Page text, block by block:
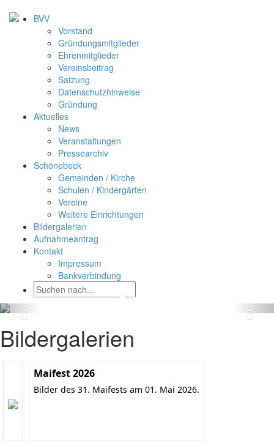
BVV
Vorstand
Gründungsmitglieder
Ehrenmitglieder
Vereinsbeitrag
Satzung
Datenschutzhinweise
Gründung
Aktuelles
News
Veranstaltungen
Pressearchiv
Schönebeck
Gemeinden / Kirche
Schulen / Kindergärten
Vereine
Weitere Einrichtungen
Bildergalerien
Aufnahmeantrag
Kontakt
Impressum
Bankverbindung
Bildergalerien
Maifest 2026
Bilder des 31. Maifests am 01. Mai 2026.